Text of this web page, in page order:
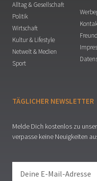
Alltag & Gesellschaft
Politik
Wirtschaft
Kultur & Lifestyle
Netwelt & Medien
Sport
TÄGLICHER NEWSLETTER
Melde Dich kostenlos zu
verpasse keine Neuigkeiten